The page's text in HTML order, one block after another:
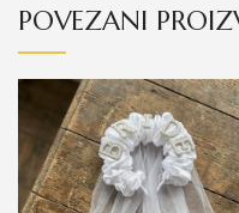
POVEZANI